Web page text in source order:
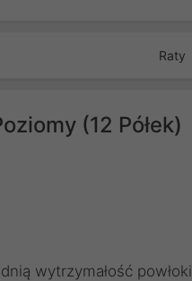
Raty
(12 Półek)
wytrzymałość powłoki